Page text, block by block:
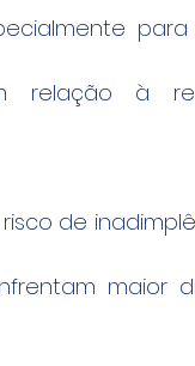
relação à
de
maior